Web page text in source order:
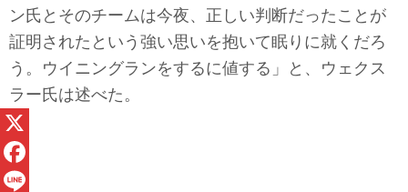
ン氏とそのチームは今夜、正しい判断だったことが
証明されたという強い思いを抱いて眠りに就くだろ
う。ウイニングランをするに値する」と、ウェクス
ラー氏は述べた。
X
F